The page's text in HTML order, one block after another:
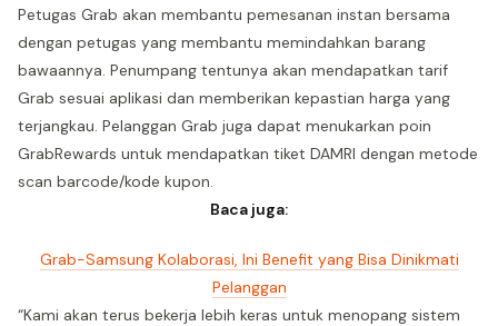
Petugas Grab akan membantu pemesanan instan bersama
dengan petugas yang membantu memindahkan barang
bawaannya. Penumpang tentunya akan mendapatkan tarif
Grab sesuai aplikasi dan memberikan kepastian harga yang
terjangkau. Pelanggan Grab juga dapat menukarkan poin
GrabRewards untuk mendapatkan tiket DAMRI dengan metode
scan barcode/kode kupon.
Baca juga:
Grab-Samsung Kolaborasi, Ini Benefit yang Bisa Dinikmati
Pelanggan
“Kami akan terus bekerja lebih keras untuk menopang sistem